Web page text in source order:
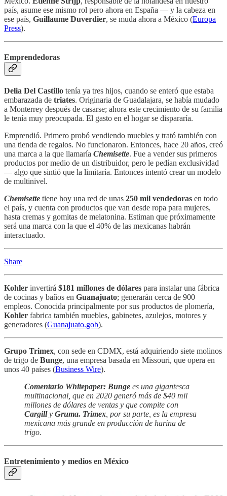
país, asume ese mismo rol pero ahora en España — y la cabeza en
ese país, Guillaume Duverdier, se muda ahora a México (Europa
Press).
Emprendedoras
Delia Del Castillo tenía ya tres hijos, cuando se enteró que estaba
embarazada de triates. Originaria de Guadalajara, se había mudado
a Monterrey después de casarse; ahora este crecimiento de su familia
le tenía muy preocupada. El gasto en el hogar se dispararía.
Emprendió. Primero probó vendiendo muebles y trató también con
una tienda de regalos. No funcionaron. Entonces, hace 20 años, creó
una marca a la que llamaría Chemisette. Fue a vender sus primeros
productos por medio de un distribuidor, pero le pedían exclusividad
— algo que sintió que la limitaría. Entonces intentó crear un modelo
de multinivel.
Chemisette tiene hoy una red de unas 250 mil vendedoras en todo
el país, y cuenta con productos que van desde ropa para mujeres,
hasta cremas y gomitas de melatonina. Estiman que próximamente
será una marca con la que el 40% de las mexicanas habrán
interactuado.
Share
Kohler invertirá $181 millones de dólares para instalar una fábrica
de cocinas y baños en Guanajuato; generarán cerca de 900
empleos. Conocida principalmente por sus productos de plomería,
Kohler fabrica también muebles, gabinetes, azulejos, motores y
generadores (Guanajuato.gob).
Grupo Trimex, con sede en CDMX, está adquiriendo siete molinos
de trigo de Bunge, una empresa basada en Missouri, que opera en
unos 40 países (Business Wire).
Comentario Whitepaper: Bunge es una gigantesca
multinacional, que en 2020 generó más de $40 mil
millones de dólares de ventas y que compite con
Cargilly Gruma. Trimex , por su parte, es la empresa
mexicana más grande en producción de harina de
trigo.
Entretenimiento y medios en México